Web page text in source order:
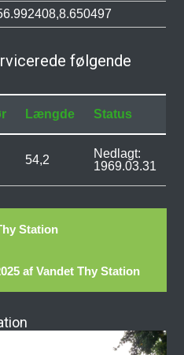
følgende
Længde Status
54,2
Nedlagt:
1969.03.31
Station
af Vandet Thy Station